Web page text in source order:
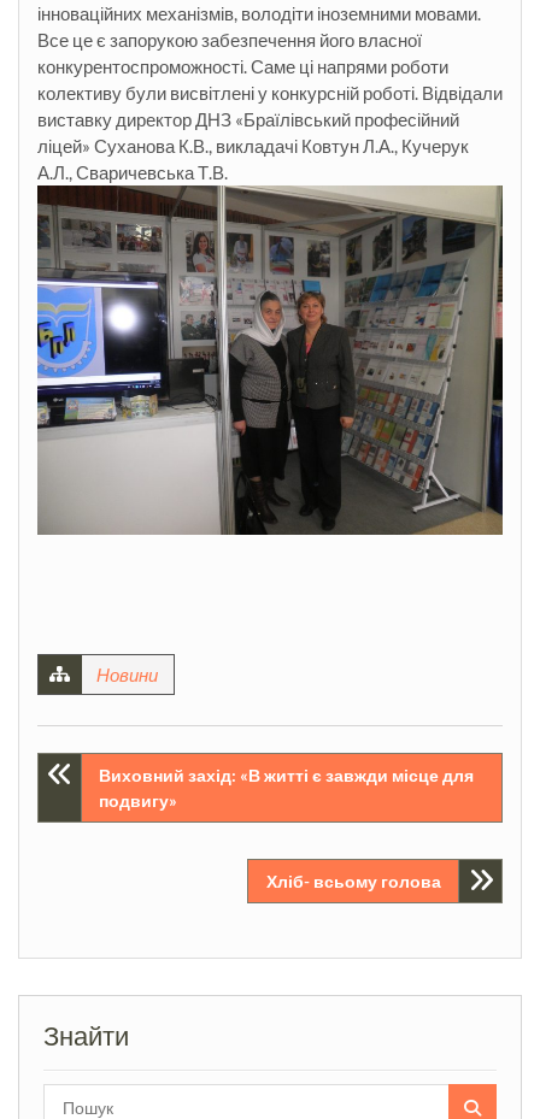
інноваційних механізмів, володіти іноземними мовами.
Все це є запорукою забезпечення його власної
конкурентоспроможності. Саме ці напрями роботи
колективу були висвітлені у конкурсній роботі. Відвідали
виставку директор ДНЗ «Браїлівський професійний
ліцей» Суханова К.В., викладачі Ковтун Л.А., Кучерук
А.Л., Сваричевська Т.В.
Новини
Навігація
записів
Виховний захід: «В житті є завжди місце для
подвигу»
Хліб- всьому голова
Знайти